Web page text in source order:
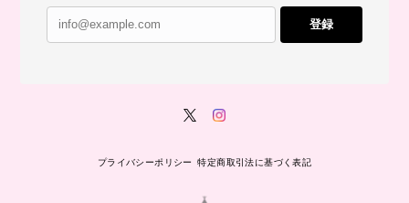
登録
プライバシーポリシー 特定商取引法に基づく表記